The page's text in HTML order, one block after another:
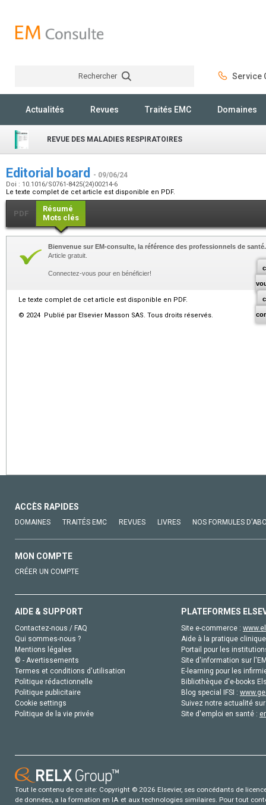
Rechercher Service
Actualités Revues Traités EMC Domaines
REVUE DES MALADIES RESPIRATOIRES
Editorial board - 09/06/24
Doi : 10.1016/S0761-8425(24)00214-6
Le texte complet de cet article est disponible en PDF.
PDF
Résumé
Mots clés
Bienvenue sur EM-consulte, la référence des professionnels de santé.
Article gratuit.
Connectez-vous pour en bénéficier!
Le texte complet de cet article est disponible en PDF.
© 2024 Publié par Elsevier Masson SAS. Tous droits réservés.
ACCÈS RAPIDES
DOMAINES TRAITÉS EMC REVUES LIVRES NOS FORMULES
MON COMPTE
CRÉER UN COMPTE
AIDE & SUPPORT
Contactez-nous / FAQ
Qui sommes-nous ?
Mentions légales
© - Avertissements
Termes et conditions d'utilisation
Politique rédactionnelle
Politique publicitaire
Cookie settings
Politique de la vie privée
PLATEFORMES
Site e-commerce :
Aide à la pratique
Portail pour les
Site d'information sur
E-learning pour les
Bibliothèque d'e-books
Blog special IFSI :
Suivez notre actualité
Site d'emploi en santé :
Tout le contenu de ce site: Copyright © 2026 Elsevier, ses concédants de
de données, a la formation en IA et aux technologies similaires. Pour tout